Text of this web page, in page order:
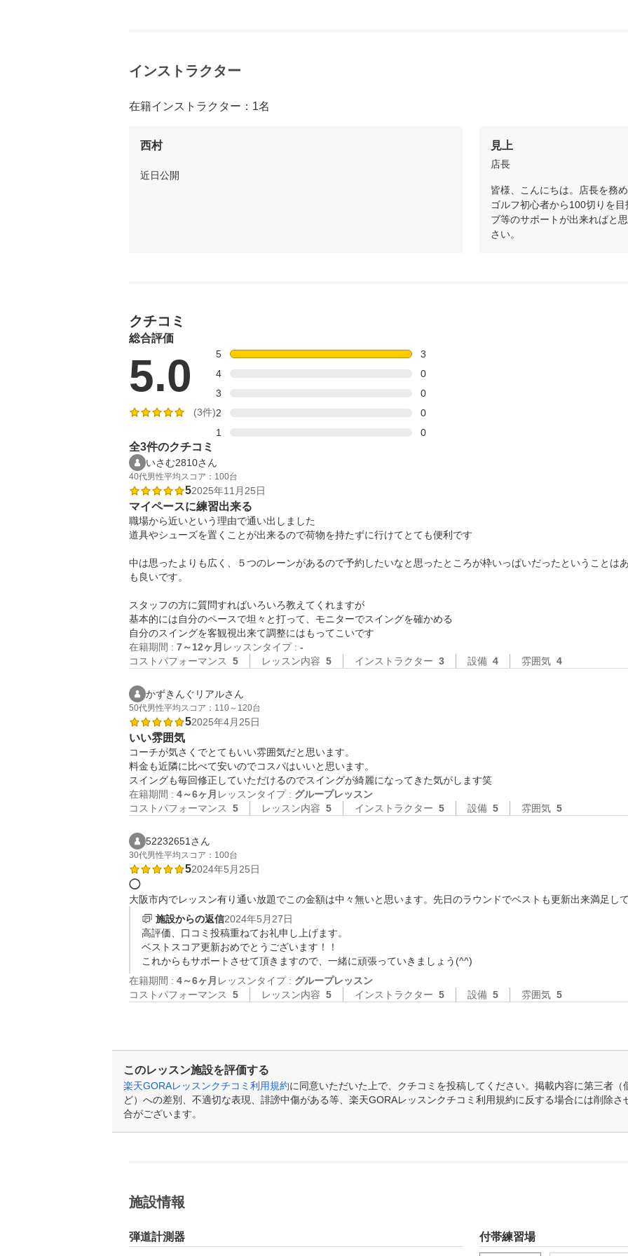
インストラクター
在籍インストラクター：1名
西村
近日公開
見上
店長
皆様、こんにちは。店長を務
ゴルフ初心者から100切りを
ブ等のサポートが出来ればと
さい。
クチコミ
総合評価
5.0
(3件)
5
3
4
0
3
0
2
0
1
0
全3件のクチコミ
いさむ2810さん
40代男性平均スコア：100台
52025年11月25日
マイペースに練習出来る
職場から近いという理由で通い出しました
道具やシューズを置くことが出来るので荷物を持たずに行けてとても便利です
中は思ったよりも広く、５つのレーンがあるので予約したいなと思ったところが枠いっぱいだったということは
も良いです。
スタッフの方に質問すればいろいろ教えてくれますが
基本的には自分のペースで坦々と打って、モニターでスイングを確かめる
在籍期間 : 7～12ヶ月 レッスンタイプ : -
コストパフォーマンス
5 レッスン内容 5 インストラクター 3 設備 4 雰囲気 4
かずきんぐリアルさん
50代男性平均スコア：110～120台
52025年4月25日
いい雰囲気
コーチが気さくでとてもいい雰囲気だと思います。
料金も近隣に比べて安いのでコスパはいいと思います。
スイングも毎回修正していただけるのでスイングが綺麗になってきた気がします笑
在籍期間 : 4～6ヶ月 レッスンタイプ : グループレッスン
コストパフォーマンス
5 レッスン内容 5 インストラクター 5 設備 5 雰囲気 5
52232651さん
30代男性平均スコア：100台
52024年5月25日
◯
大阪市内でレッスン有り通い放題でこの金額は中々無いと思います。先日のラウンドでベストも更新出来満足して
施設からの返信2024年5月27日
高評価、口コミ投稿重ねてお礼申し上げます。
ベストスコア更新おめでとうございます！！
これからもサポートさせて頂きますので、一緒に頑張っていきましょう(^^)
在籍期間 : 4～6ヶ月 レッスンタイプ : グループレッスン
コストパフォーマンス
5 レッスン内容 5 インストラクター 5 設備 5 雰囲気 5
このレッスン施設を評価する
楽天GORAレッスンクチコミ利用規約に同意いただいた上で、クチコミを投稿してください。掲載内容に第三者（
ど）への差別、不適切な表現、誹謗中傷がある等、楽天GORAレッスンクチコミ利用規約に反する場合には削除さ
合がございます。
施設情報
弾道計測器 付帯練習場